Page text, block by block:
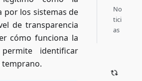
por los sistemas de
de transparencia
cómo funciona la
identificar
temprano.
No
tici
as